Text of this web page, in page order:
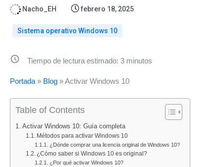
Nacho_EH febrero 18, 2025
Sistema operativo Windows 10
Tiempo de lectura estimado: 3minutos
Portada » Blog »Activar Windows 10
Table of Contents
Activar Windows 10: Guía completa
Métodos para activar Windows 10
¿Dónde comprar una licencia original de Windows 10?
¿Cómo saber si Windows 10 es original?
¿Por qué activar Windows 10?